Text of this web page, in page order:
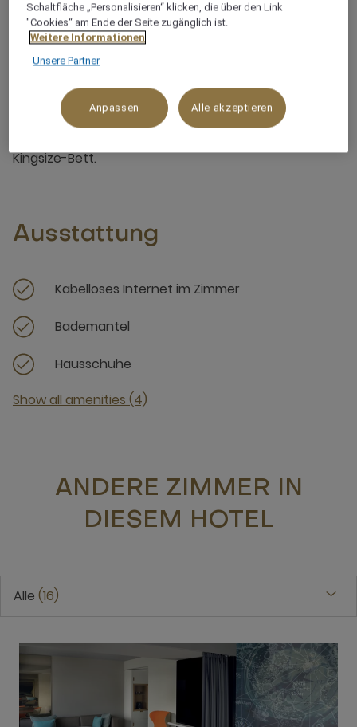
Beeindruckende 57-m²-Suite mit geräumigem
Kingsize-Bett.
Ausstattung
Kabelloses Internet im Zimmer
Bademantel
Hausschuhe
Show all amenities (4)
ANDERE ZIMMER IN
DIESEM HOTEL
Alle 16
Schaltfläche „Personalisieren“ klicken, die über den Link
"Cookies“ am Ende der Seite zugänglich ist.
Weitere Informationen
Unsere Partner
Anpassen Alle akzeptieren